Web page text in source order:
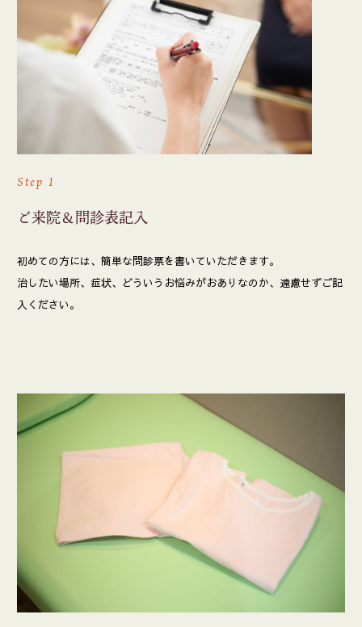
Step 1
ご来院＆問診表記入
初めての方には、簡単な問診票を書いていただきます。
治したい場所、症状、どういうお悩みがおありなのか、遠慮せずご記
入ください。